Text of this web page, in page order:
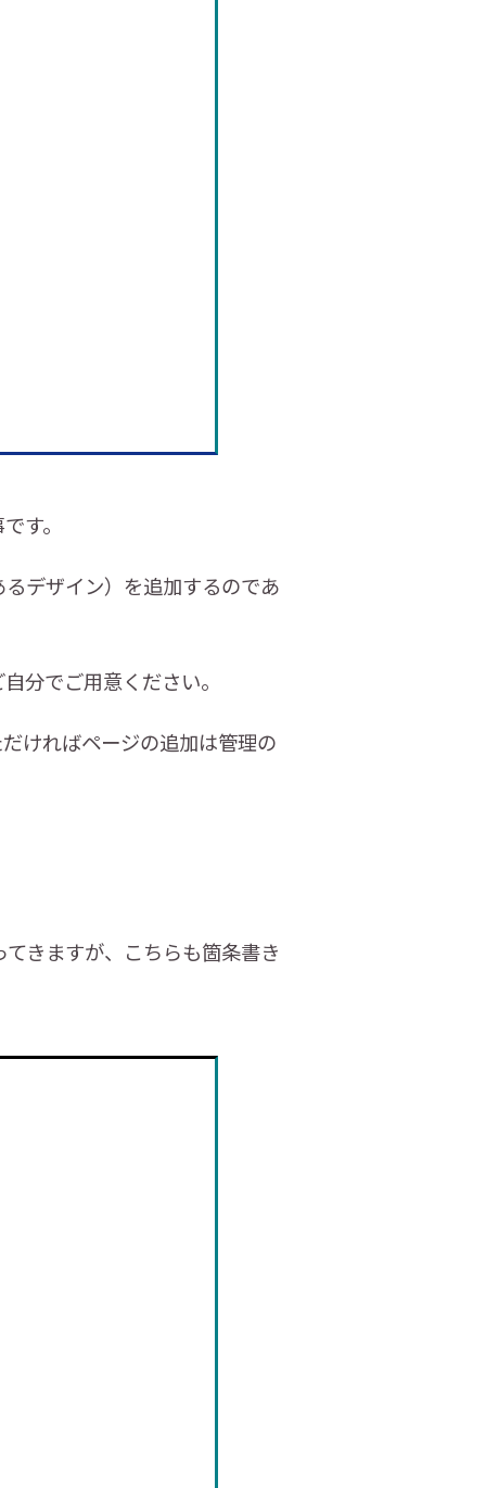
す。
デザイン）を追加するのであ
分でご用意ください。
ければページの追加は管理の
きますが、こちらも箇条書き